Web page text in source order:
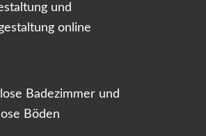
und
online
Badezimmer und
Böden